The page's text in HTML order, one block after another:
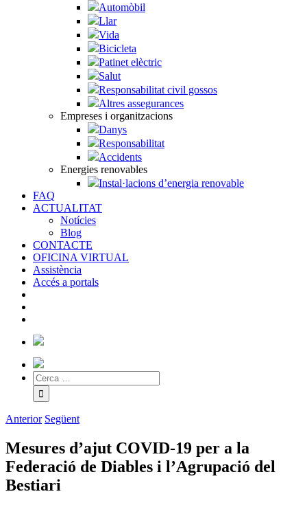
Automòbil
Llar
Vida
Bicicleta
Patinet elèctric
Salut
Responsabilitat civil gossos
Altres assegurances
Empreses i organitzacions
Danys
Responsabilitat
Accidents
Energies renovables
Instal·lacions d’energia renovable
FAQ
ACTUALITAT
Notícies
Blog
CONTACTE
OFICINA VIRTUAL
Assistència
Accés a portals
Anterior Següent
Mesures d’ajut COVID-19 per a la
Federació de Diables i l’Agrupació del
Bestiari